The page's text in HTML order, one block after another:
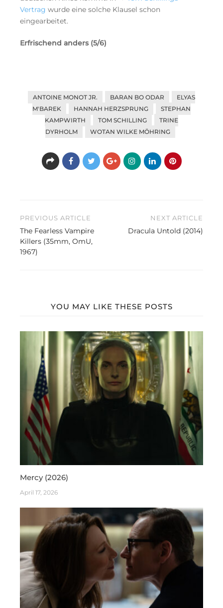
Vertrag wurde eine solche Klausel schon
eingearbeitet.
Erfrischend anders (5/6)
ANTOINE MONOT JR. BARAN BO ODAR
ELYAS
M'BAREK
HANNAH HERZSPRUNG
STEPHAN
KAMPWIRTH
TOM SCHILLING
TRINE
DYRHOLM
WOTAN WILKE MÖHRING
Beitragsnavigation
PREVIOUS ARTICLE
The Fearless Vampire
Killers (35mm, OmU,
1967)
NEXT ARTICLE
Dracula Untold (2014)
YOU MAY LIKE THESE POSTS
Mercy (2026)
April 17, 2026